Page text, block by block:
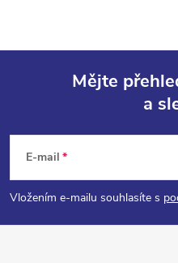
p
a
Mějte
a
E-mail
Vložením e-mailu souhlasíte s